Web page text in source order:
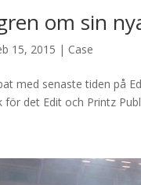
om sin
15, 2015 | Case
med senaste tiden på
det Edit och Printz